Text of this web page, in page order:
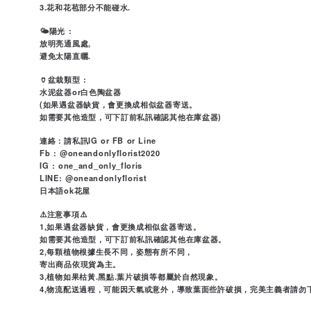
3.花和花苞部分不能碰水.
🌤陽光 :
放明亮通風處,
避免太陽直曬.
🏺盆栽類型 :
水泥盆器or白色陶盆器
(如果遇盆器缺貨，會更換成相似盆器寄送。
如需要其他造型，可下訂前私訊確認其他在庫盆器)
連絡：請私訊IG or FB or Line
Fb : @oneandonlyflorist2020
IG : one_and_only_floris
LINE: @oneandonlyflorist
日本語ok花屋
⚠️注意事項⚠️
1,如果遇盆器缺貨，會更換成相似盆器寄送。
如需要其他造型，可下訂前私訊確認其他在庫盆器。
2,每顆植物根據生長不同，姿態有所不同，
寄出商品依現貨為主。
3,植物如果枯黃.黑點.葉片破損等都屬於自然現象。
4,物流配送過程，可能因天氣或意外，導致葉面些許破損，完美主義者請勿